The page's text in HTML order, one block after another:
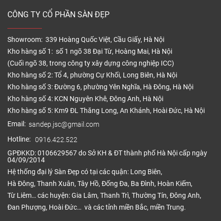
– Bề mặt ván sàn gỗ công nghiệp có các loại bề
mặt bóng và sần. Bề mặt sần với khả năng chống
trầy xước từ AC3, AC4, AC5. AC6. Chỉ số càng cao thì
khả năng chống trầy xước, chống bám bụi, chống
bạc màu và chịu lực càng tốt. Hiện nay sàn gỗ công
nghiệp mặt sần được người tiêu dùng lựa chọn
nhiều hơn do chúng có khả năng chống trơn trượt và
chống xước tốt.
– Ván sàn gỗ công nghiệp hiện nay đều có hèm
khoá để cho việc lắp đặt, tháo dỡ sửa chữa được
CÔNG TY CỔ PHẦN SÀN ĐẸP
Showroom: 339 Hoàng Quốc Việt, Cầu Giấy, Hà Nội
Kho hàng số 1: số 1 ngõ 38 Đại Từ, Hoàng Mai, Hà Nội
(Cuối ngõ 38, trong công ty xây dựng công nghiệp ICC)
Kho hàng số 2: Tổ 4, phường Cự Khối, Long Biên, Hà Nội
Kho hàng số 3: Đường 6, phường Yên Nghĩa, Hà Đông, Hà Nội
Kho hàng số 4: KCN Nguyên Khê, Đông Anh, Hà Nội
Kho hàng số 5: Km9 ĐL Thăng Long, An Khánh, Hoài Đức, Hà Nội
Email: sandep.jsc@gmail.com
Hotline: 0916.422.522
GPĐKKD: 0106629567 do Sở KH & ĐT thành phố Hà Nội cấp ngày
04/09/2014
Hệ thống đại lý Sàn Đẹp có tại các quận: Long Biên,
Hà Đông, Thanh Xuân, Tây Hồ, Đống Đa, Ba Đình, Hoàn Kiếm,
Từ Liêm… các huyện: Gia Lâm, Thanh Trì, Thường Tín, Đông Anh,
Đan Phượng, Hoài Đức… và các tỉnh miền Bắc, miền Trung.